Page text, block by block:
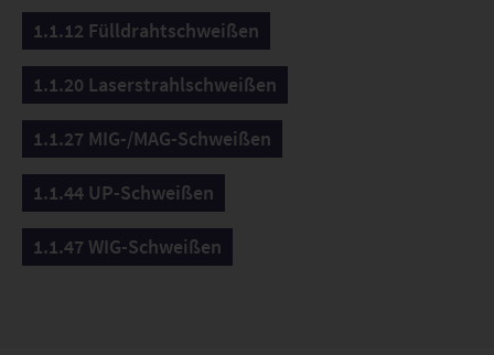
1.1.12 Fülldrahtschweißen
1.1.20 Laserstrahlschweißen
1.1.27 MIG-/MAG-Schweißen
1.1.44 UP-Schweißen
1.1.47 WIG-Schweißen